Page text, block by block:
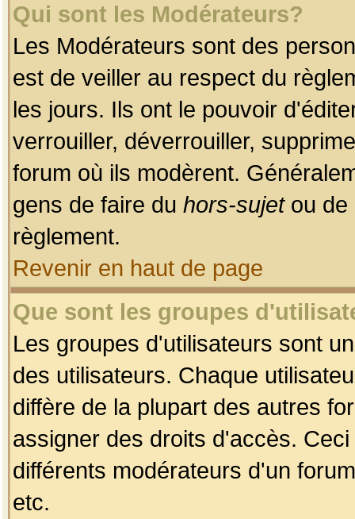
Qui sont les Modérateurs?
Les Modérateurs sont des
est de veiller au respect du
les jours. Ils ont le pouvoir
verrouiller, déverrouiller,
forum où ils modèrent.
gens de faire du hors-sujetou de
règlement.
Revenir en haut de page
Que sont les groupes
Les groupes d'utilisateurs sont
des utilisateurs. Chaque
diffère de la plupart des autres
assigner des droits d'accès.
différents modérateurs d'un
etc.